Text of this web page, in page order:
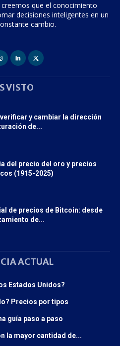
creemos que el conocimiento
decisiones inteligentes en un
cambio.
VISTO
y cambiar la dirección
de...
del precio del oro y precios
(1915-2025)
de precios de Bitcoin: desde
de...
ACTUAL
Estados Unidos?
Precios por tipos
guía paso a paso
la mayor cantidad de...